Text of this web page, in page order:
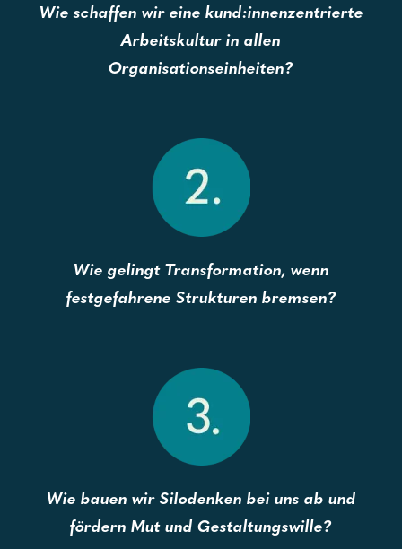
Wie schaffen wir eine kund:innenzentrierte
Arbeitskultur in allen
Organisationseinheiten?
Wie gelingt Transformation, wenn
festgefahrene Strukturen bremsen?
Wie bauen wir Silodenken bei uns ab und
fördern Mut und Gestaltungswille?